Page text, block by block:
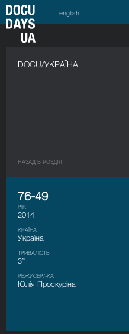
english
DOCU/УКРАЇНА
НАЗАД В РОЗДIЛ
76-49
РІК
2014
КРАЇНА
Україна
ТРИВАЛІСТЬ
3’’
РЕЖИСЕР/-КА
Юлія Проскуріна